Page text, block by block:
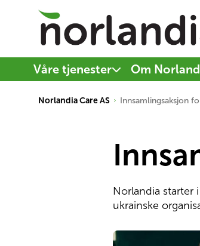
Våre tjenester Om
Norlandia Care AS Innsamlingsaksjon
Norlandia starter
ukrainske